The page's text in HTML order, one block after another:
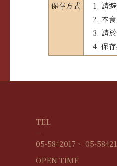
保存方式
請
本
請
保
TEL
05-5842017 05-
OPEN TIME